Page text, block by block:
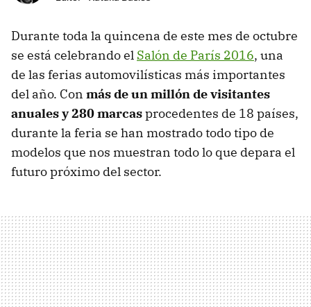
Durante toda la quincena de este mes de octubre
se está celebrando el Salón de París 2016, una
de las ferias automovilísticas más importantes
del año. Con más de un millón de visitantes
anuales y 280 marcasprocedentes de 18 países,
durante la feria se han mostrado todo tipo de
modelos que nos muestran todo lo que depara el
futuro próximo del sector.